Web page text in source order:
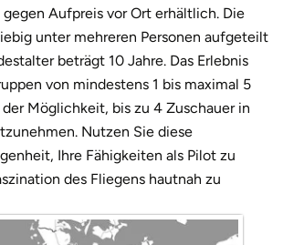
gegen Aufpreis vor Ort erhältlich. Die
unter mehreren Personen aufgeteilt
beträgt 10 Jahre. Das Erlebnis
von mindestens 1 bis maximal 5
Möglichkeit, bis zu 4 Zuschauer in
Nutzen Sie diese
Ihre Fähigkeiten als Pilot zu
des Fliegens hautnah zu